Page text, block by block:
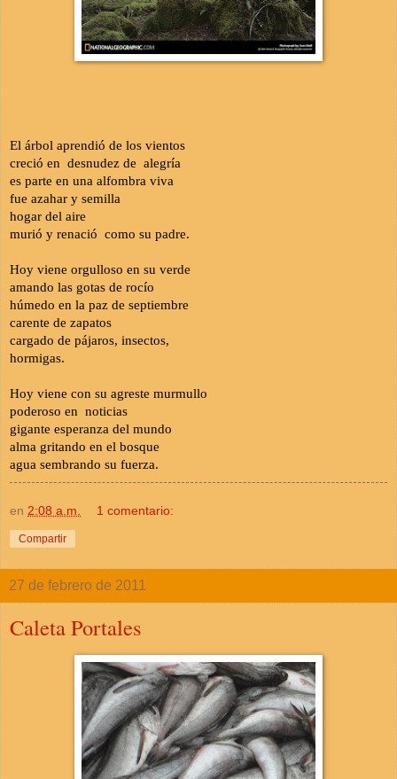
El árbol aprendió de los vientos
creció en desnudez de alegría
es parte en una alfombra viva
fue azahar y semilla
hogar del aire
murió y renació como su padre.
Hoy viene orgulloso en su verde
amando las gotas de rocío
húmedo en la paz de septiembre
carente de zapatos
cargado de pájaros, insectos,
hormigas.
Hoy viene con su agreste murmullo
poderoso en noticias
gigante esperanza del mundo
alma gritando en el bosque
agua sembrando su fuerza.
en 2:08 a.m. 1 comentario:
Compartir
27 de febrero de 2011
Caleta Portales